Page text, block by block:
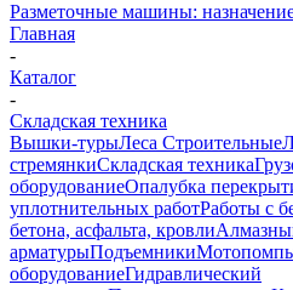
Разметочные машины:
Главная
-
Каталог
-
Складская техника
Вышки-турыЛеса Строительные
стремянкиСкладская техника
оборудованиеОпалубка
уплотнительных работРаботы с
бетона, асфальта, кровли
арматурыПодъемники
оборудованиеГидравлический